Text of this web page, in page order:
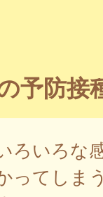
予防接
ろいろな
ってしま